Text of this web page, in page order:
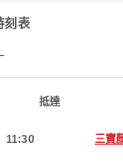
刻表
抵達
11:30 三寶